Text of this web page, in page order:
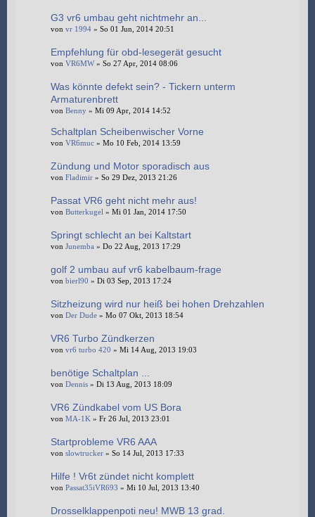
G3 vr6 umbau geht nichtmehr an...
von vr 1994 » So 01 Jun, 2014 20:51
Empfehlung für obd-lesegerät gesucht
von VR6MW» So 27 Apr, 2014 08:06
Was könnte defekt sein? - Tickern unterm
Armaturenbrett
von Benny » Mi 09 Apr, 2014 14:52
Schaltplan Scheibenwischer Vorne
von VR6muc » Mo 10 Feb, 2014 13:59
Zündung und Motor sporadisch aus
von Fladimir » So 29 Dez, 2013 21:26
Passat VR6 geht nicht mehr aus!
von Butterkugel » Mi 01 Jan, 2014 17:50
Springt schlecht an bei Kaltstart
von Junemba » Do 22 Aug, 2013 17:29
golf 2 umbau auf vr6 kabelbaum-frage
von bierl90 » Di 03 Sep, 2013 17:24
Sitzheizung wird nur heiß bei hohen Drehzahlen
von Der Dude » Mo 07 Okt, 2013 18:54
VR6 Turbo Zündkerzen
von vr6 turbo 420 » Mi 14 Aug, 2013 19:03
benötige Schaltplan ...
von Dennis » Di 13 Aug, 2013 18:09
VR6 Zündkabel vom US Bora
von MA-1K » Fr 26 Jul, 2013 23:01
Startprobleme VR6 AAA
von slowtrucker » So 14 Jul, 2013 17:33
Hilfe ! Vr6t zündet nicht komplett
von Passat35iVR693 » Mi 10 Jul, 2013 13:40
Drosselklappenpoti neu! MWB 13 grad.